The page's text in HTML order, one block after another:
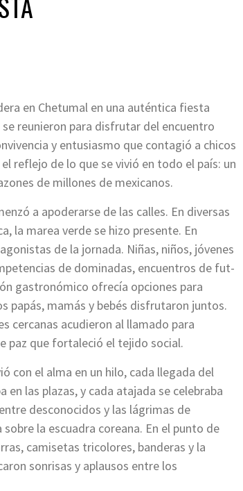
en Chetumal en una auténtica fiesta
reunieron para disfrutar del encuentro
y entusiasmo que contagió a chicos
reflejo de lo que se vivió en todo el país: un
de millones de mexicanos.
a apoderarse de las calles. En diversas
la marea verde se hizo presente. En
de la jornada. Niñas, niños, jóvenes
de dominadas, encuentros de fut-
gastronómico ofrecía opciones para
papás, mamás y bebés disfrutaron juntos.
cercanas acudieron al llamado para
paz que fortaleció el tejido social.
con el alma en un hilo, cada llegada del
las plazas, y cada atajada se celebraba
desconocidos y las lágrimas de
la escuadra coreana. En el punto de
camisetas tricolores, banderas y la
sonrisas y aplausos entre los